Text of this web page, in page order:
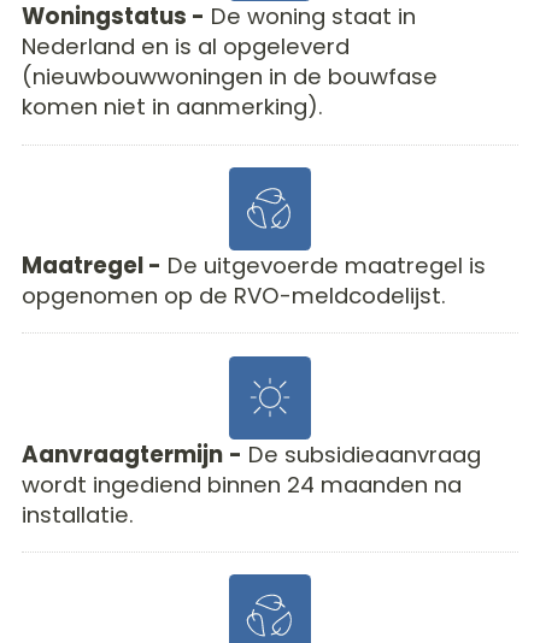
Woningstatus - De woning staat in
Nederland en is al opgeleverd
(nieuwbouwwoningen in de bouwfase
komen niet in aanmerking).
Maatregel - De uitgevoerde maatregel is
opgenomen op de RVO-meldcodelijst.
Aanvraagtermijn - De subsidieaanvraag
wordt ingediend binnen 24 maanden na
installatie.